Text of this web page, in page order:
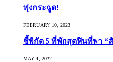
พุ่งกระฉูด!
FEBRUARY 10, 2023
ชี้พิกัด 5 ที่พักสุดฟินที่พา “สั
MAY 4, 2022